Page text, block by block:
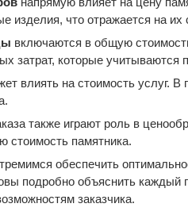
изделия, что отражается на их
включаются в общую
затрат, которые
влиять на стоимость услуг. В
также играют роль в
стоимость памятника.
обеспечить
подробно объяснить
заказчика.